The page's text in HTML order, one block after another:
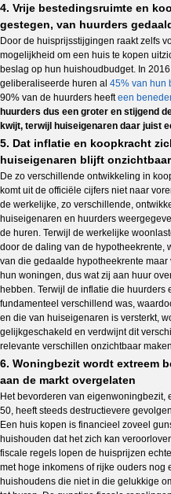
4. Vrije bestedingsruimte en
gestegen, van huurders
Door de huisprijsstijgingen raakt zelfs
mogelijkheid om een huis te kopen
beslag op hun huishoudbudget. In
geliberaliseerde huren al 45% van hun
90% van de huurders heefteen
huurders dus een groter en stijgend
kwijt, terwijl huiseigenaren daar juist
5. Dat inflatie en koopkracht
huiseigenaren blijft onzichtbaar
De zo verschillende ontwikkeling in
komt uit de officiële cijfers niet naar
de werkelijke, zo verschillende,
huiseigenaren en huurders
de huren. Terwijl de werkelijke
door de daling van de hypotheekrente,
van die gedaalde hypotheekrente
hun woningen, dus wat zij aan huur
hebben. Terwijl de inflatie die
fundamenteel verschillend was,
en die van huiseigenaren is versterkt,
gelijkgeschakeld en verdwijnt dit
relevante verschillen onzichtbaar maken.
6. Woningbezit wordt extreem
aan de markt overgelaten
Het bevorderen van
50, heeft steeds destructievere
Een huis kopen is financieel zoveel
huishouden dat het zich kan
fiscale regels lopen de huisprijzen
met hoge inkomens of rijke ouders nog
huishoudens die niet in die gelukkige